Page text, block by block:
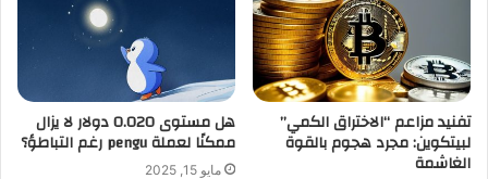
تفنيد مزاعم “الاختراق الكمي”
لبيتكوين: مجرد هجوم بالقوة
الغاشمة
هل مستوى 0.020 دولار لا يزال
ممكنًا لعملة pengu رغم التباطؤ؟
مايو 15, 2025